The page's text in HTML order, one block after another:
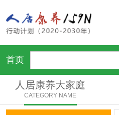
首页
人居康养大家庭
CATEGORY NAME